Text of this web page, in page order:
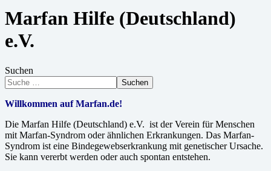
Marfan Hilfe (Deutschland)
e.V.
Suchen
Suchen
Willkommen auf Marfan.de!
Die Marfan Hilfe (Deutschland) e.V. ist der Verein für Menschen
mit Marfan-Syndrom oder ähnlichen Erkrankungen. Das Marfan-
Syndrom ist eine Bindegewebserkrankung mit genetischer Ursache.
Sie kann vererbt werden oder auch spontan entstehen.